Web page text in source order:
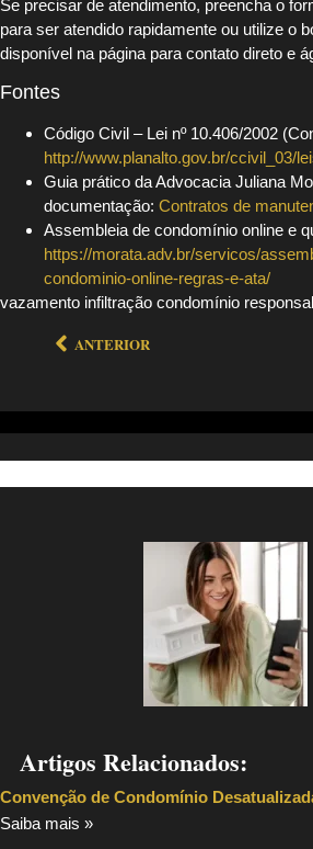
Se precisar de atendimento, preencha o
para ser atendido rapidamente ou utilize o
disponível na página para contato direto e
Fontes
Código Civil – Lei nº 10.406/2002
http://www.planalto.gov.br/ccivil_03/
Guia prático da Advocacia Juliana
documentação: Contratos de
Assembleia de condomínio online e
https://morata.adv.br/servicos/
condominio-online-regras-e-ata/
vazamento infiltração condomínio
ANTERIOR
Artigos Relacionados:
Convenção de Condomínio
Saiba mais »